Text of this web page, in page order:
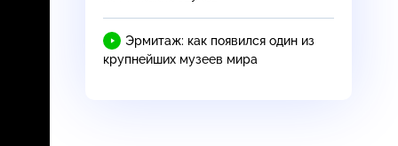
Эрмитаж: как появился один из
крупнейших музеев мира